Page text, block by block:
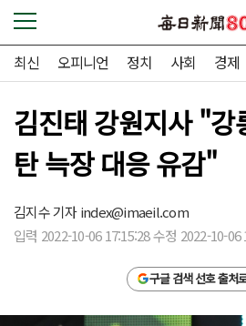
최신 오피니언 정치 사회 경제
김진태 강원지사 "강
탄 늑장 대응 유감"
김지수 기자index@imaeil.com
입력 2022-10-06 17:15:28 수정 2022-10-06
구글 검색 선호 출처